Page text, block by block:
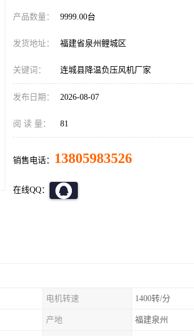
产品数量： 9999.00台
发货地址： 福建省泉州鲤城区
关键词： 连城县降温负压风机厂家
发布日期： 2026-08-07
阅 读 量： 81
销售电话： 13805983526
在线QQ：
电机转速 1400转/分
产地 福建泉州